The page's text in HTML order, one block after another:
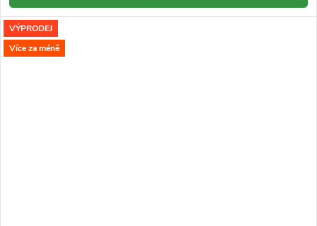
VÝPRODEJ
Více za méně